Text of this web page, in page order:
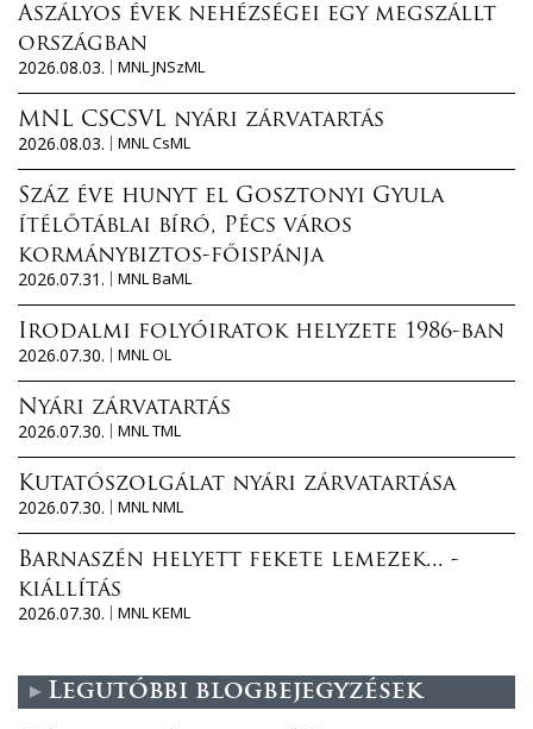
Aszályos évek nehézségei egy megszállt
országban
2026.08.03.
MNL JNSzML
MNL CSCSVL nyári zárvatartás
2026.08.03.
MNL CsML
Száz éve hunyt el Gosztonyi Gyula
ítélőtáblai bíró, Pécs város
kormánybiztos-főispánja
2026.07.31.
MNL BaML
Irodalmi folyóiratok helyzete 1986-ban
2026.07.30.
MNL OL
Nyári zárvatartás
2026.07.30.
MNL TML
Kutatószolgálat nyári zárvatartása
2026.07.30.
MNL NML
Barnaszén helyett fekete lemezek... -
kiállítás
2026.07.30.
MNL KEML
Legutóbbi blogbejegyzések